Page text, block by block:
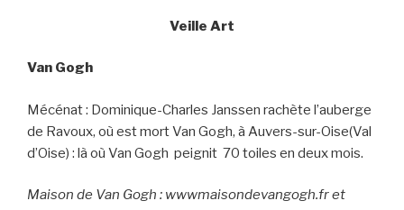
Veille Art
Van Gogh
Mécénat : Dominique-Charles Janssen rachète l’auberge
de Ravoux, où est mort Van Gogh, à Auvers-sur-Oise(Val
d’Oise) : là où Van Gogh peignit 70 toiles en deux mois.
Maison de Van Gogh : wwwmaisondevangogh.fr et